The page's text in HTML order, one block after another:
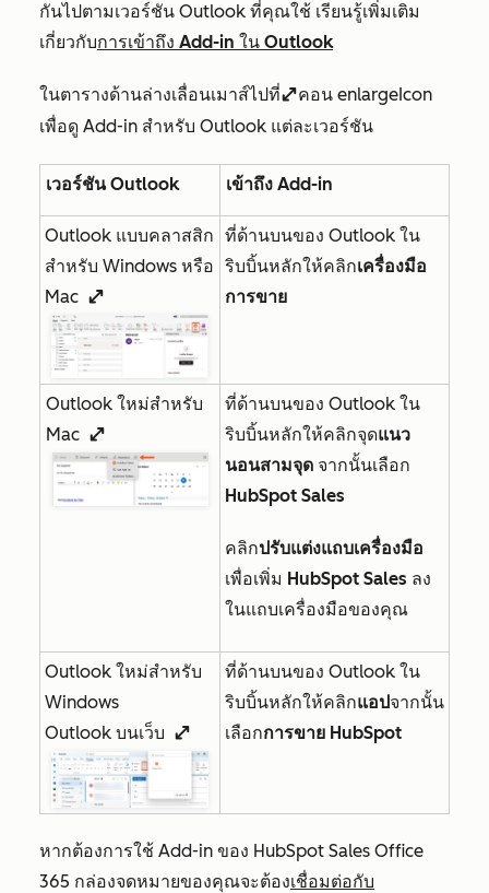
กันไปตามเวอร์ชัน Outlook ที่คุณใช้ เรียนรู้เพิ่มเติม
เกี่ยวกับการเข้าถึง Add-in ใน Outlook
ในตารางด้านล่างเลื่อนเมาส์ไปที่enlargeIconคอน enlargeIcon
เพื่อดู Add-in สำหรับ Outlook แต่ละเวอร์ชัน
เวอร์ชัน Outlook เข้าถึง Add-in
Outlook แบบคลาสสิก
สำหรับ Windows หรือ
Mac enlargeIcon
ที่ด้านบนของ Outlook ใน
ริบบิ้นหลักให้คลิกเครื่องมือ
การขาย
Outlook ใหม่สำหรับ
Mac enlargeIcon
ที่ด้านบนของ Outlook ใน
ริบบิ้นหลักให้คลิกจุดแนว
นอนสามจุด จากนั้นเลือก
HubSpot Sales
คลิกปรับแต่งแถบเครื่องมือ
เพื่อเพิ่ม HubSpot Sales ลง
ในแถบเครื่องมือของคุณ
Outlook ใหม่สำหรับ
Windows
Outlook บนเว็บ
enlargeIcon
ที่ด้านบนของ Outlook ใน
ริบบิ้นหลักให้คลิกแอปจากนั้น
เลือกการขาย HubSpot
หากต้องการใช้ Add-in ของ HubSpot Sales Office
365 กล่องจดหมายของคุณจะต้องเชื่อมต่อกับ